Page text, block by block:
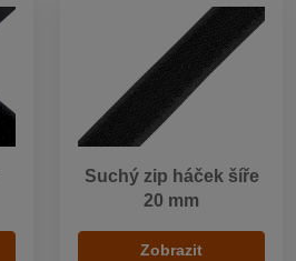
Suchý zip háček šíře
20 mm
Zobrazit